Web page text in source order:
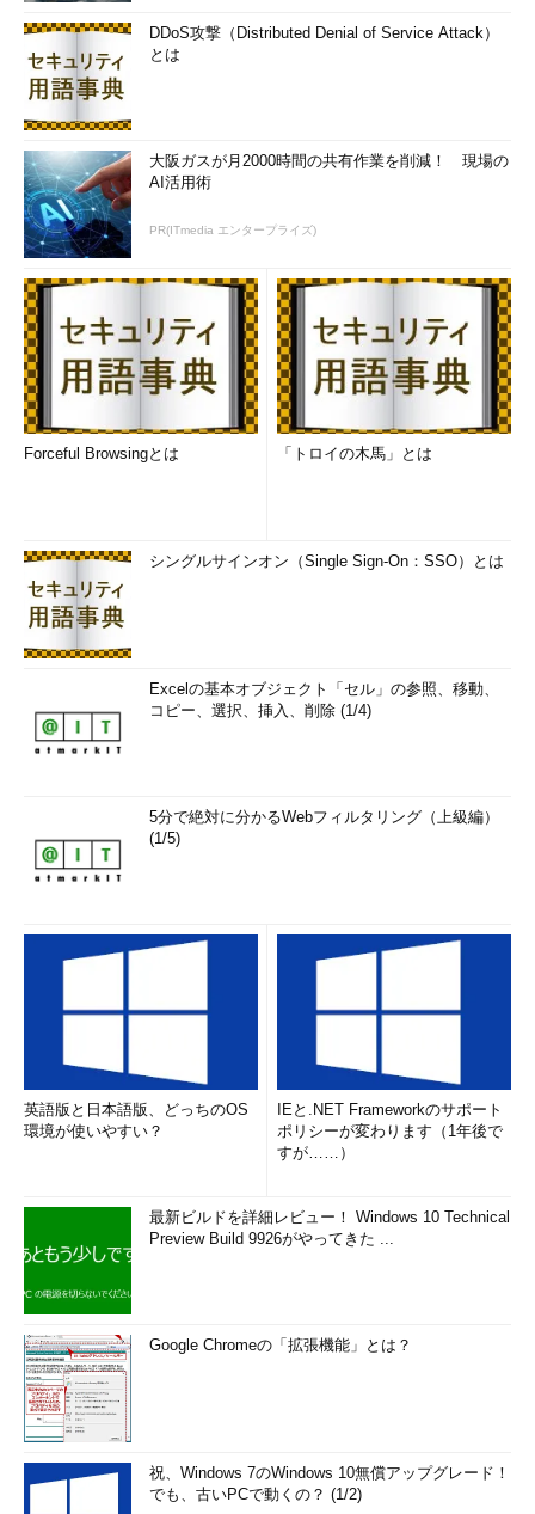
in Windows Server 2016［英語］（Windows IT Pro
Center）
「Hyper-Vの設定」から消えた「物理GPU」
前出の画面2
は、Windows 10 Pro バージョン1803（ビルド
17134.x）クライアントHyper-Vの「Hyper-Vマネージャー」の
「Hyper-Vの設定」ダイアログボックスです。このPCに搭載され
ているGPUはDirectX 10.1に対応し、DirectX 11.0／11.1を必要と
いるGPUとRemoteFX vGPUとの互換性は、「Get-
VMRemoteFXPhysicalVideoAdapter」コマンドレットで確認で
きます。
Windows Server, version 1709およびversion 1803は「Server
Coreインストール」環境のみで提供されますが、Windows
Server 2016のデスクトップエクスペリエンスやServer Coreイン
画面3 半期チャネルのWindows Server, version 1803まで
は、「リモートデスクトップ仮想化ホストの役割」サービス
を有効化することで、RemoteFX vGPUをサポートできる
October 2018 Update（バージョン1809）」、長期サービスチ
（SAC）の「Windows Server,version 1809」は、最新の
を評価していたところ、RemoteFX vGPUに幾つかの変更を見つ
けました。
まず、「Hyper-Vの設定」ダイアログボックスから「物理
「RemoteFX 3Dビデオアダプター」を選択すると、以下のよう
に表示されました（
1809とWindows Server 2019の正式版（RTM）ビルド17763.1も
この通りです。
RemoteFX 3Dビデオアダプターはサポートされなくなり
ました。既存のVMでこのアダプターを使用し続けること
DDoS攻撃（Distributed Denial of Service Attack）
とは
大阪ガスが月2000時間の共有作業を削減！ 現場の
AI活用術
PR(ITmedia エンタープライズ)
Forceful Browsingとは 「トロイの木馬」とは
シングルサインオン（Single Sign-On：SSO）とは
Excelの基本オブジェクト「セル」の参照、移動、
コピー、選択、挿入、削除 (1/4)
5分で絶対に分かるWebフィルタリング（上級編）
(1/5)
英語版と日本語版、どっちのOS
環境が使いやすい？
IEと.NET Frameworkのサポート
ポリシーが変わります（1年後で
すが……）
最新ビルドを詳細レビュー！ Windows 10 Technical
Preview Build 9926がやってきた ...
Google Chromeの「拡張機能」とは？
祝、Windows 7のWindows 10無償アップグレード！
でも、古いPCで動くの？ (1/2)